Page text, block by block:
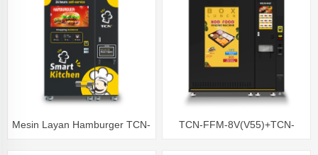
Mesin Layan Hamburger TCN-
TCN-FFM-8V(V55)+TCN-